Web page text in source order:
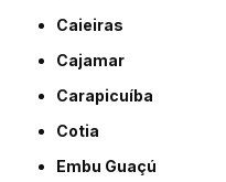
Caieiras
Cajamar
Carapicuíba
Cotia
Embu Guaçú